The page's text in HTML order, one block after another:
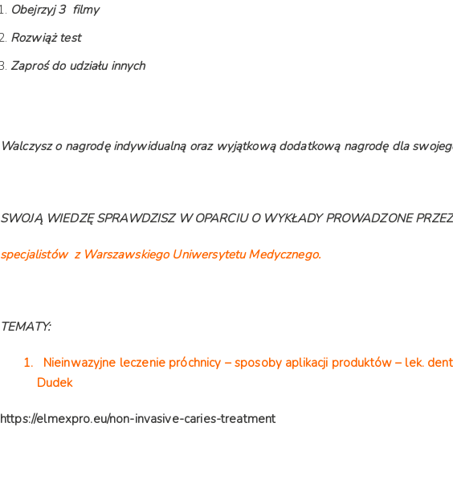
Obejrzyj 3 filmy
Rozwiąż test
Zaproś do udziału innych
Walczysz o nagrodę indywidualną oraz wyjątkową dodatkową nagrodę dla
SWOJĄ WIEDZĘ SPRAWDZISZ W OPARCIU O WYKŁADY PROWADZONE PRZEZ
specjalistów z Warszawskiego Uniwersytetu Medycznego.
TEMATY:
1. Nieinwazyjne leczenie próchnicy – sposoby aplikacji produktów – lek.
Dudek
https://elmexpro.eu/non-invasive-caries-treatment